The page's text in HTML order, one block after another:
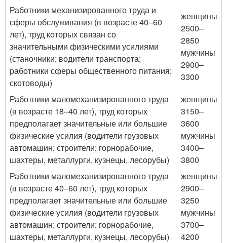
Работники механизированного труда и
сферы обслуживания (в возрасте 40–60
лет), труд которых связан со
значительными физическими усилиями
(станочники; водители транспорта;
работники сферы общественного питания;
скотоводы)
женщины
2500–
2850
мужчины
2900–
3300
Работники маломеханизированного труда
(в возрасте 18–40 лет), труд которых
предполагает значительные или большие
физические усилия (водители грузовых
автомашин; строители; горнорабочие,
шахтеры, металлурги, кузнецы, лесорубы)
женщины
3150–
3600
мужчины
3400–
3800
Работники маломеханизированного труда
(в возрасте 40–60 лет), труд которых
предполагает значительные или большие
физические усилия (водители грузовых
автомашин; строители; горнорабочие,
шахтеры, металлурги, кузнецы, лесорубы)
женщины
2900–
3250
мужчины
3700–
4200